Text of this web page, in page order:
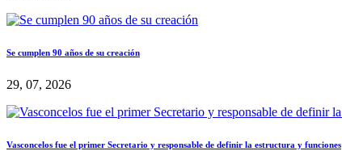
Se cumplen 90 años de su creación
29, 07, 2026
Vasconcelos fue el primer Secretario y responsable de definir la estructura y funciones